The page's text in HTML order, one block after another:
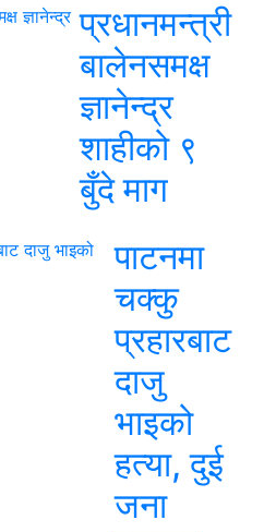
प्रधानमन्त्री
बालेनसमक्ष
ज्ञानेन्द्र
शाहीको ९
बुँदे माग
पाटनमा
चक्कु
प्रहारबाट
दाजु
भाइको
हत्या, दुई
जना